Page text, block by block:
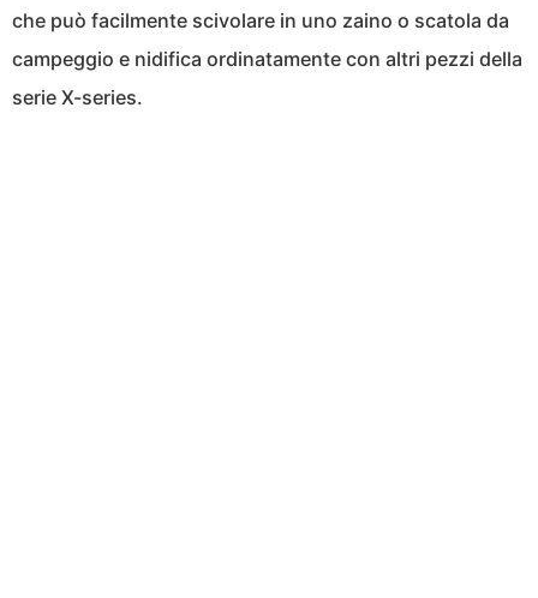
che può facilmente scivolare in uno zaino o scatola da
campeggio e nidifica ordinatamente con altri pezzi della
serie X-series.